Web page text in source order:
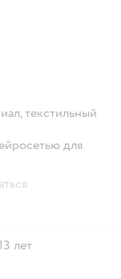
текстильный
для
лет